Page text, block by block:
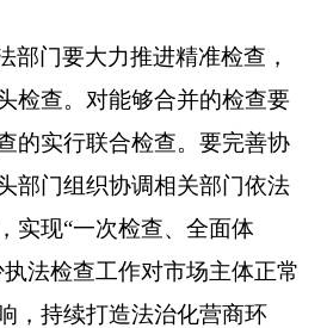
部门要大力推进精准检查，
检查。对能够合并的检查要
的实行联合检查。要完善协
部门组织协调相关部门依法
实现“一次检查、全面体
法检查工作对市场主体正常
，持续打造法治化营商环